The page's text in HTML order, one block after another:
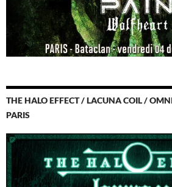
THE HALO EFFECT / LACUNA COIL /
PARIS